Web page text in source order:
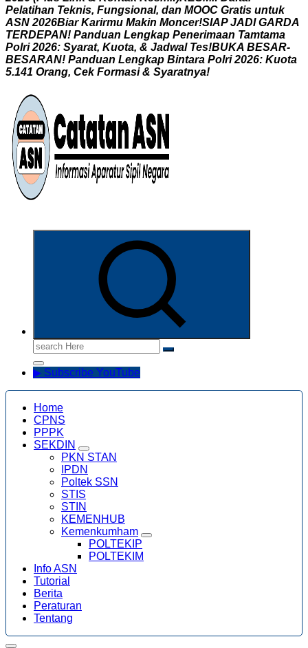
Pelatihan Teknis, Fungsional, dan MOOC Gratis untuk
ASN 2026Biar Karirmu Makin Moncer!SIAP JADI GARDA
TERDEPAN! Panduan Lengkap Penerimaan Tamtama
Polri 2026: Syarat, Kuota, & Jadwal Tes!BUKA BESAR-
BESARAN! Panduan Lengkap Bintara Polri 2026: Kuota
5.141 Orang, Cek Formasi & Syaratnya!
Search
for:
▶ Subscribe YouTube
Home
CPNS
PPPK
SEKDIN
PKN STAN
IPDN
Poltek SSN
STIS
STIN
KEMENHUB
Kemenkumham
POLTEKIP
POLTEKIM
Info ASN
Tutorial
Berita
Peraturan
Tentang